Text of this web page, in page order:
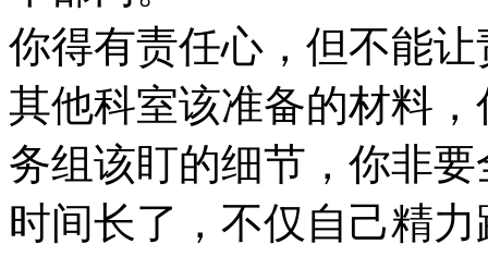
你得有责任心，但不能
其他科室该准备的材料
务组该盯的细节，你非
时间长了，不仅自己精